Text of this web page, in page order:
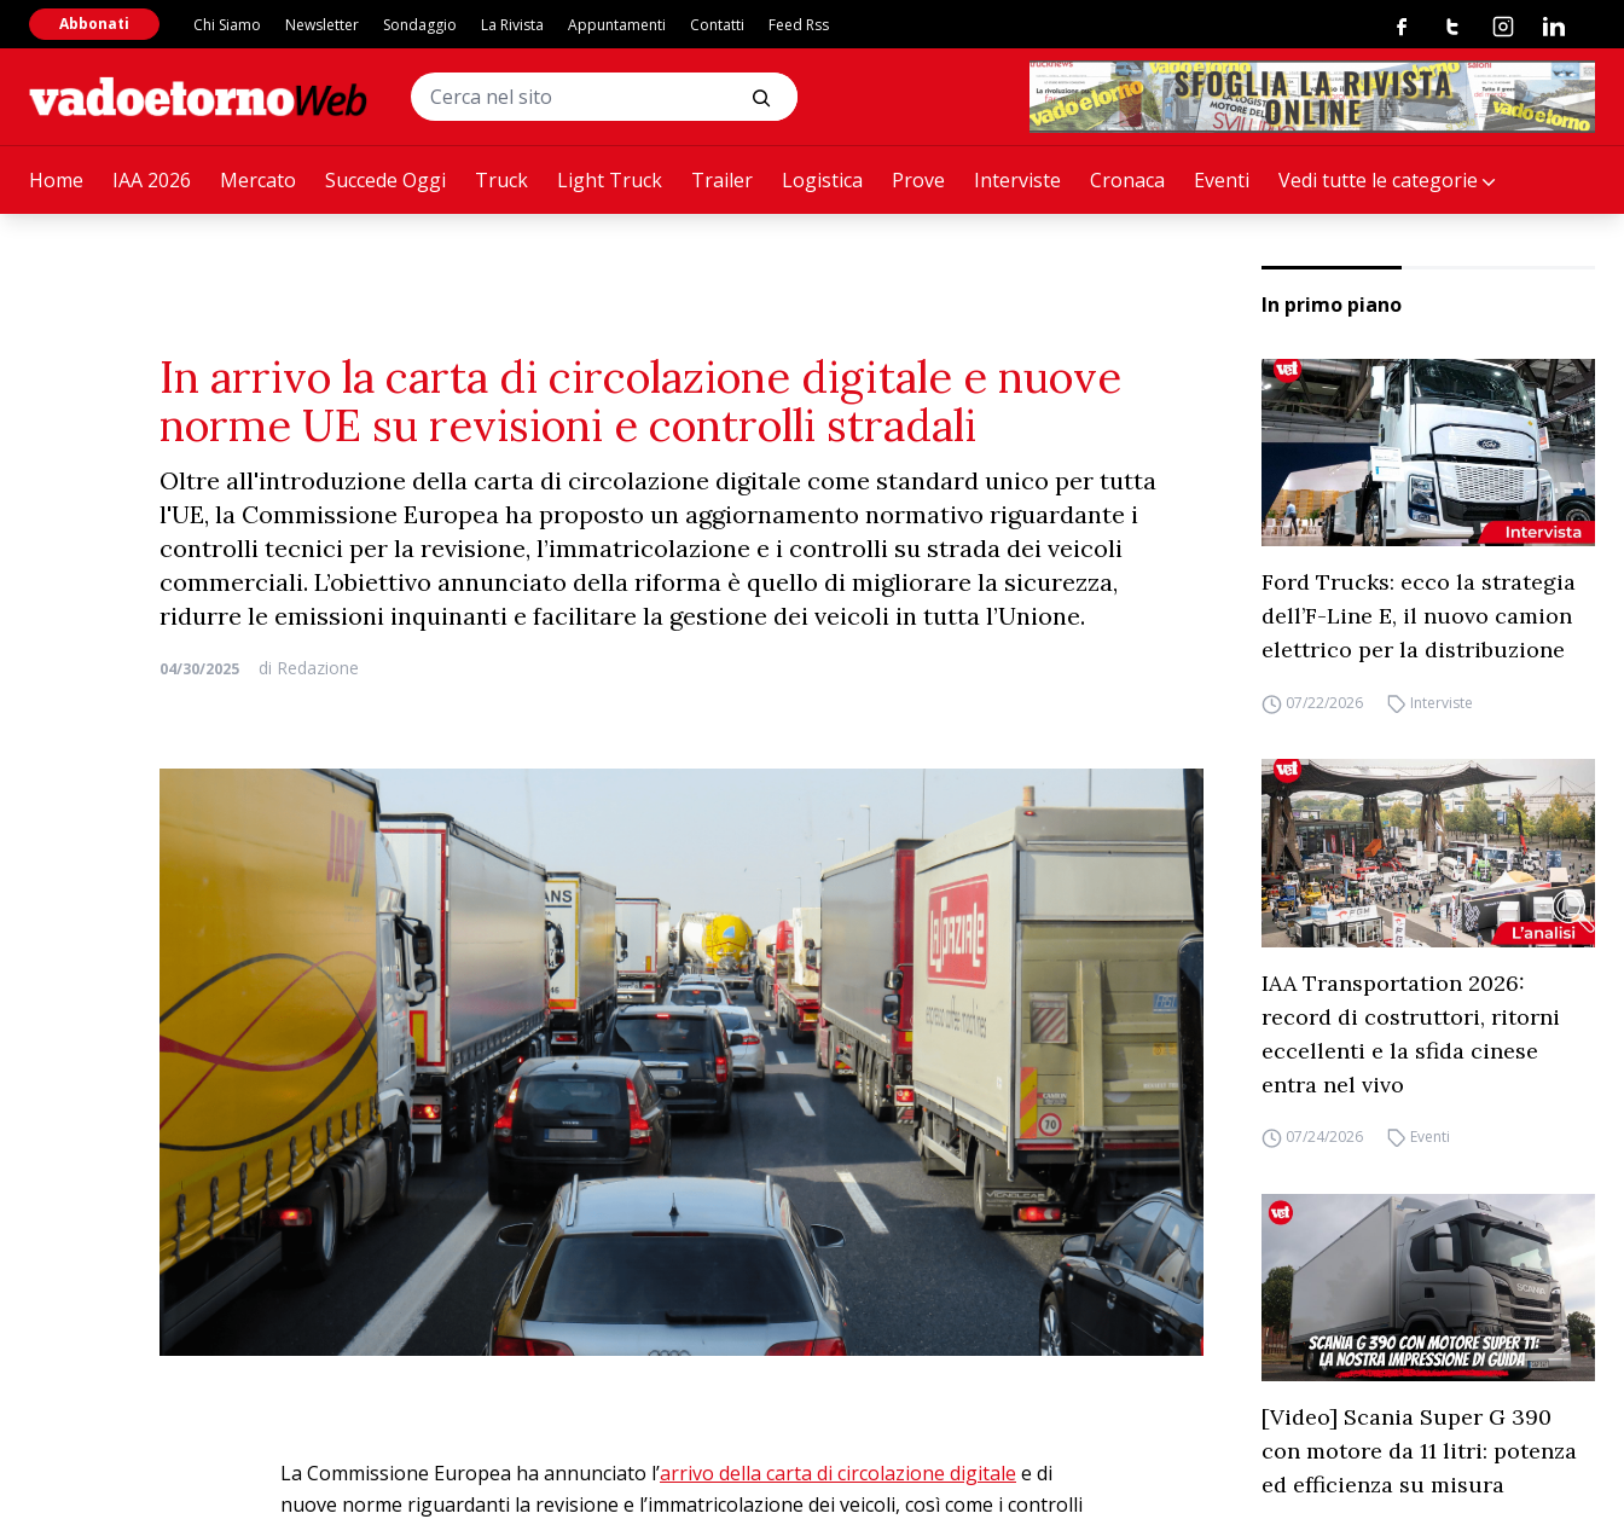
Home IAA 2026 Mercato Succede Oggi Truck Light Truck Trailer Logistica Prove Interviste Cronaca Eventi Vedi tutte le categorie
Abbonati Chi Siamo Newsletter Sondaggio La Rivista Appuntamenti Contatti Feed Rss FacebookTwitterInstagramLinkedin
In arrivo la carta di circolazione digitale e nuove
norme UE su revisioni e controlli stradali
Oltre all'introduzione della carta di circolazione digitale come standard unico per tutta
l'UE, la Commissione Europea ha proposto un aggiornamento normativo riguardante i
controlli tecnici per la revisione, l’immatricolazione e i controlli su strada dei veicoli
commerciali. L’obiettivo annunciato della riforma è quello di migliorare la sicurezza,
ridurre le emissioni inquinanti e facilitare la gestione dei veicoli in tutta l’Unione.
04/30/2025 di Redazione
La Commissione Europea ha annunciato l’arrivo della carta di circolazione digitale e di
nuove norme riguardanti la revisione e l’immatricolazione dei veicoli, così come i controlli
In primo piano
Ford Trucks: ecco la strategia
dell’F-Line E, il nuovo camion
elettrico per la distribuzione
07/22/2026 Interviste
IAA Transportation 2026:
record di costruttori, ritorni
eccellenti e la sfida cinese
entra nel vivo
07/24/2026 Eventi
[Video] Scania Super G 390
con motore da 11 litri: potenza
ed efficienza su misura